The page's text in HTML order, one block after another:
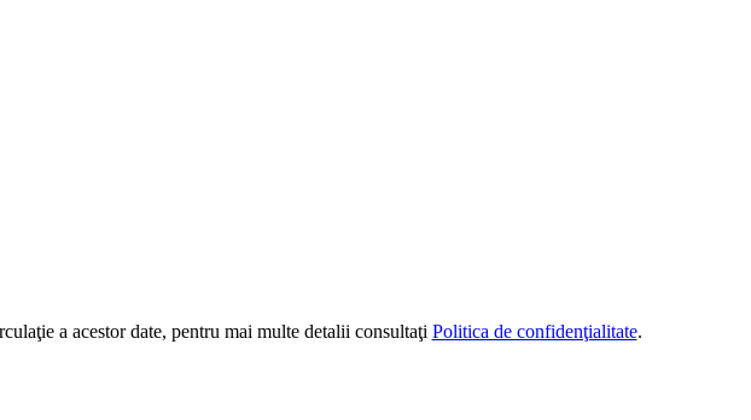
a acestor date, pentru mai multe detalii consultaţi Politica de confidenţialitate.